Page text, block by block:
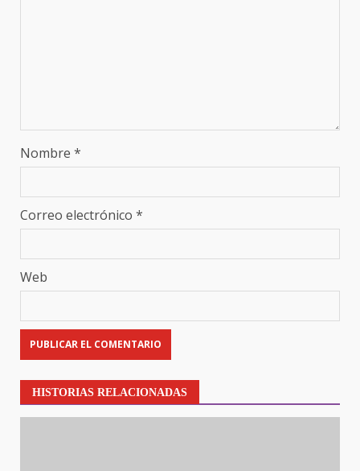
Nombre *
Correo electrónico *
Web
HISTORIAS RELACIONADAS